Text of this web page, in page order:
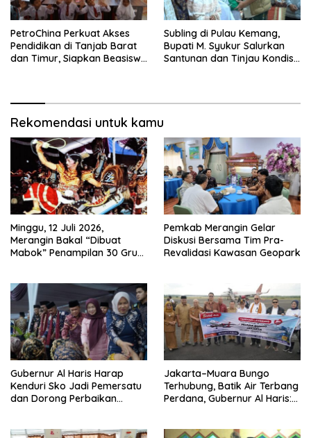
PetroChina Perkuat Akses
Pendidikan di Tanjab Barat
dan Timur, Siapkan Beasiswa
Subling di Pulau Kemang,
Bupati M. Syukur Salurkan
Santunan dan Tinjau Kondisi
Rekomendasi untuk kamu
Minggu, 12 Juli 2026,
Merangin Bakal “Dibuat
Mabok” Penampilan 30 Grup
Pemkab Merangin Gelar
Diskusi Bersama Tim Pra-
Revalidasi Kawasan Geopark
Gubernur Al Haris Harap
Kenduri Sko Jadi Pemersatu
dan Dorong Perbaikan
Jakarta–Muara Bungo
Terhubung, Batik Air Terbang
Perdana, Gubernur Al Haris: